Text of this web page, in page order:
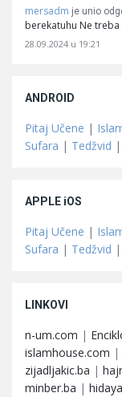
mersadm je unio
berekatuhu Ne
28.09.2024 u 19:21
ANDROID
Pitaj Učene |
Sufara | Tedžvid |
APPLE iOS
Pitaj Učene |
Sufara | Tedžvid |
LINKOVI
n-um.com |
islamhouse.com |
zijadljakic.ba |
minber.ba |